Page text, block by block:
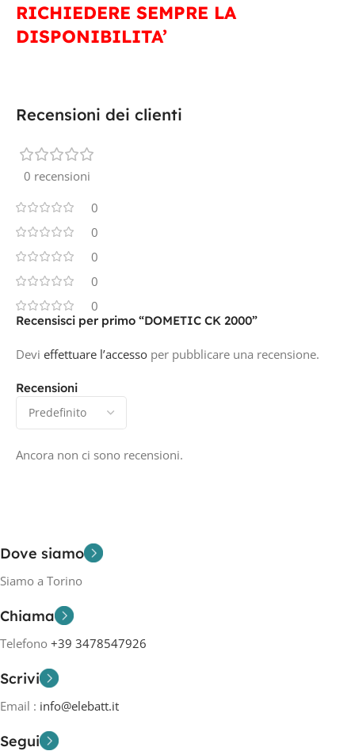
RICHIEDERE SEMPRE LA
DISPONIBILITA’
Recensioni dei clienti
0 recensioni
0
0
0
0
0
Recensioni
Ancora non ci sono recensioni.
Recensisci per primo “DOMETIC CK 2000”
Devi effettuare l’accesso per pubblicare una recensione.
Dove siamo
Siamo a Torino
Chiama
Telefono +39 3478547926
Scrivi
Email : info@elebatt.it
Segui